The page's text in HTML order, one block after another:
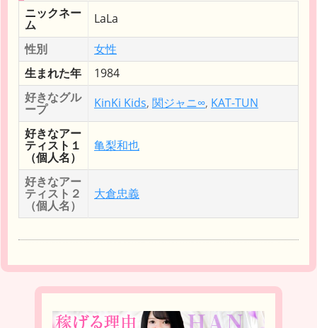
ニックネー
ム
LaLa
性別
女性
生まれた年
1984
好きなグル
ープ KinKi Kids, 関ジャニ∞, KAT-TUN
好きなアー
ティスト１
（個人名）
亀梨和也
好きなアー
ティスト２
（個人名）
大倉忠義